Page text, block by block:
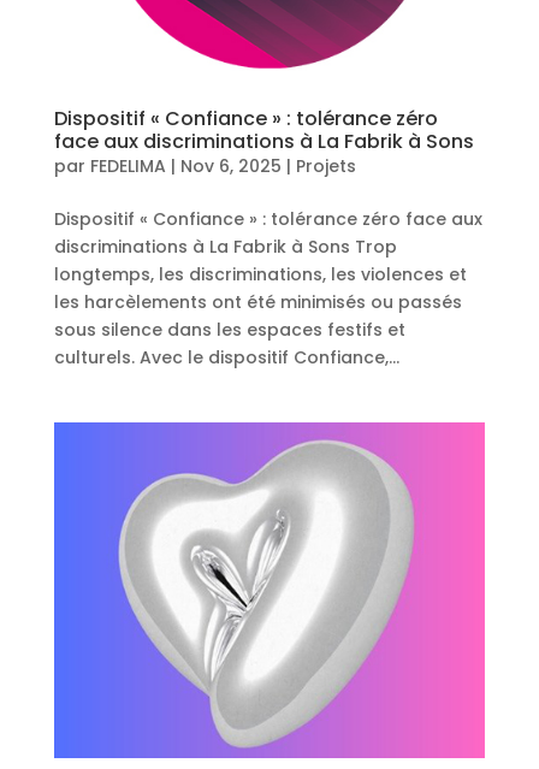
Dispositif « Confiance » : tolérance zéro
face aux discriminations à La Fabrik à Sons
par FEDELIMA | Nov 6, 2025 | Projets
Dispositif « Confiance » : tolérance zéro face aux
discriminations à La Fabrik à Sons Trop
longtemps, les discriminations, les violences et
les harcèlements ont été minimisés ou passés
sous silence dans les espaces festifs et
culturels. Avec le dispositif Confiance,...